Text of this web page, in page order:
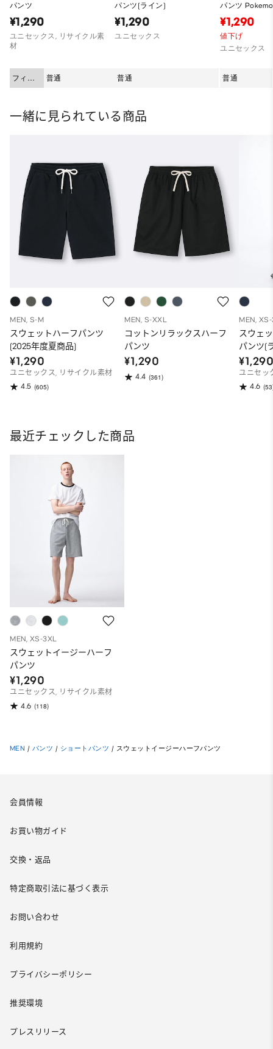
パンツ
¥1,290
ユニセックス, リサイクル素
材
フィッ
ト
普通
パンツ(ライン)
¥1,290
ユニセックス
普通
パンツ
¥1,290
値下げ
ユニセックス
普通
一緒に見られている商品
MEN, S-M
スウェットハーフパンツ
(2025年度夏商品)
¥1,290
ユニセックス, リサイクル素材
4.5 (605)
MEN, S-XXL
コットンリラックスハーフ
パンツ
¥1,290
4.4 (361)
MEN,
スウェ
パンツ(
ユニセッ
4.6
最近チェックした商品
MEN, XS-3XL
スウェットイージーハーフ
パンツ
¥1,290
ユニセックス, リサイクル素材
4.6 (118)
MEN / パンツ / ショートパンツ / スウェットイージーハーフパンツ
会員情報
お買い物ガイド
交換・返品
特定商取引法に基づく表示
お問い合わせ
利用規約
プライバシーポリシー
推奨環境
プレスリリース